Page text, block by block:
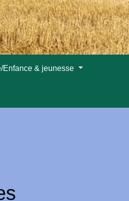
Enfance & jeunesse